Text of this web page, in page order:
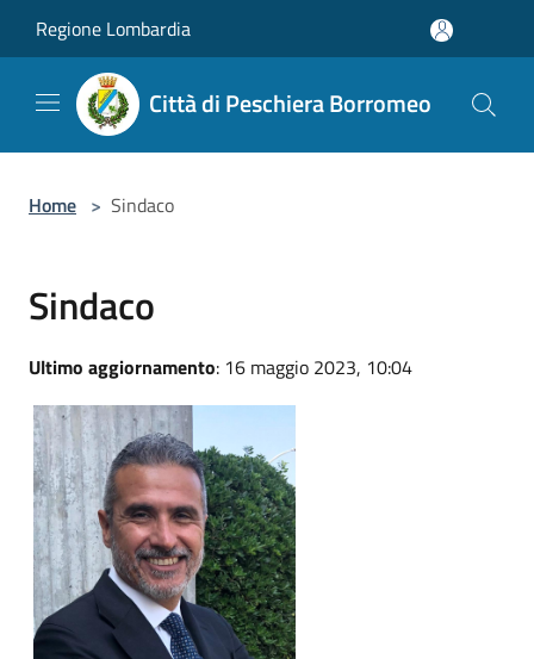
Regione Lombardia
Città di Peschiera Borromeo
Home > Sindaco
Sindaco
Ultimo aggiornamento: 16 maggio 2023, 10:04